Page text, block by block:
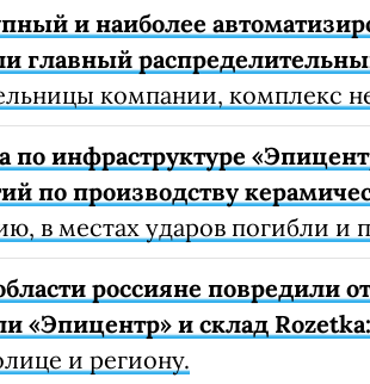
и наиболее
главный
компании, комплекс
по инфраструктуре
по производству
в местах ударов погибли и
россияне повредили
«Эпицентр» и склад
и региону.